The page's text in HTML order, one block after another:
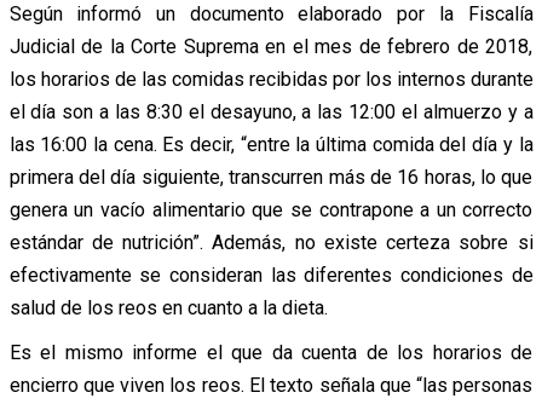
Según informó un documento elaborado por la Fiscalía
Judicial de la Corte Suprema en el mes de febrero de 2018,
los horarios de las comidas recibidas por los internos durante
el día son a las 8:30 el desayuno, a las 12:00 el almuerzo y a
las 16:00 la cena. Es decir, “entre la última comida del día y la
primera del día siguiente, transcurren más de 16 horas, lo que
genera un vacío alimentario que se contrapone a un correcto
estándar de nutrición”. Además, no existe certeza sobre si
efectivamente se consideran las diferentes condiciones de
salud de los reos en cuanto a la dieta.
Es el mismo informe el que da cuenta de los horarios de
encierro que viven los reos. El texto señala que “las personas